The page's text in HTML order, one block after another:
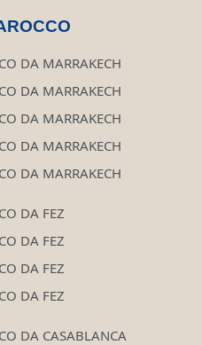
DA MARRAKECH
DA MARRAKECH
DA MARRAKECH
DA MARRAKECH
DA MARRAKECH
DA FEZ
DA FEZ
DA FEZ
DA FEZ
DA CASABLANCA